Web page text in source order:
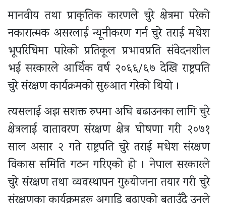
मानवीय तथा प्राकृतिक कारणले चुरे क्षेत्रमा परेको
नकारात्मक असरलाई न्यूनीकरण गर्न चुरे तराई मधेश
भूपरिधिमा पारेको प्रतिकूल प्रभावप्रति संवेदनशील
भई सरकारले आर्थिक वर्ष २०६६/६७ देखि राष्ट्रपति
चुरे संरक्षण कार्यक्रमको सुरुआत गरेको थियो ।
त्यसलाई अझ सशक्त रुपमा अघि बढाउनका लागि चुरे
क्षेत्रलाई वातावरण संरक्षण क्षेत्र घोषणा गरी २०७१
साल असार २ गते राष्ट्रपति चुरे तराई मधेश संरक्षण
विकास समिति गठन गरिएको हो । नेपाल सरकारले
चुरे संरक्षण तथा व्यवस्थापन गुरुयोजना तयार गरी चुरे